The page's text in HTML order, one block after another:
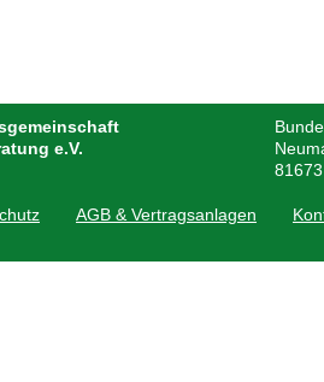
e.V.
81673
AGB & Vertragsanlagen